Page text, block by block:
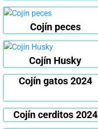
Cojín peces
Cojín Husky
Cojín gatos 2024
Cojín cerditos 2024